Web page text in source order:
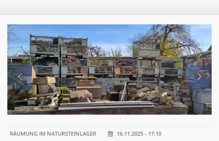
RÄUMUNG IM NATURSTEINLAGER
16.11.2025 - 17:10